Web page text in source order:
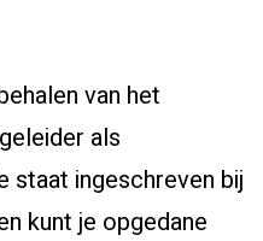
van het
als
ingeschreven bij
kunt je opgedane